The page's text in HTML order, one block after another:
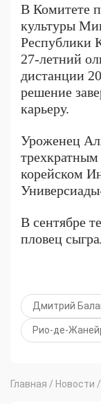
В Комитете
культуры
Республики
27-летний
дистанции
решение
карьеру.
Уроженец
корейском
В сентябре
пловец
Дмитрий
Рио-де-
Главная / Новости /